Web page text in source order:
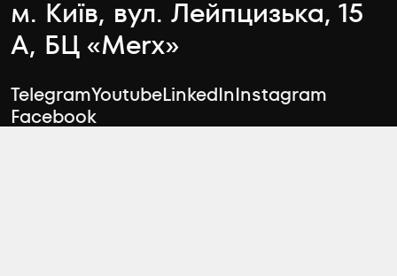
м. Київ, вул. Лейпцизька, 15
А, БЦ «Merx»
TelegramYoutubeLinkedInInstagram
Facebook